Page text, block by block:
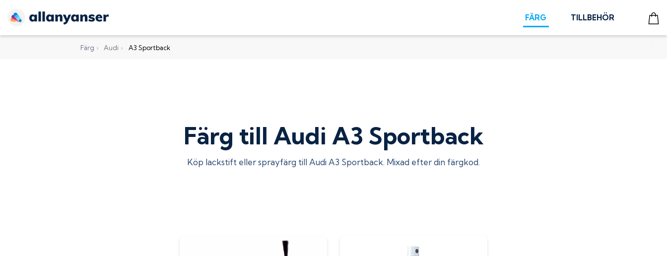
FÄRG TILLBEHÖR
Färg › Audi › A3 Sportback
Färg till Audi A3 Sportback
Köp lackstift eller sprayfärg till Audi A3 Sportback. Mixad efter din färgkod.